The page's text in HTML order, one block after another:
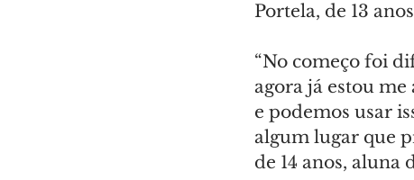
Portela, de 13
“No começo foi
agora já estou
e podemos usar
algum lugar que
de 14 anos, aluna